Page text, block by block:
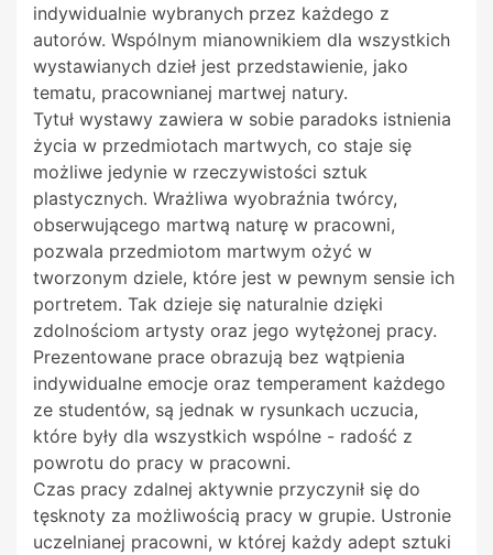
indywidualnie wybranych przez każdego z
autorów. Wspólnym mianownikiem dla wszystkich
wystawianych dzieł jest przedstawienie, jako
tematu, pracownianej martwej natury.
Tytuł wystawy zawiera w sobie paradoks istnienia
życia w przedmiotach martwych, co staje się
możliwe jedynie w rzeczywistości sztuk
plastycznych. Wrażliwa wyobraźnia twórcy,
obserwującego martwą naturę w pracowni,
pozwala przedmiotom martwym ożyć w
tworzonym dziele, które jest w pewnym sensie ich
portretem. Tak dzieje się naturalnie dzięki
zdolnościom artysty oraz jego wytężonej pracy.
Prezentowane prace obrazują bez wątpienia
indywidualne emocje oraz temperament każdego
ze studentów, są jednak w rysunkach uczucia,
które były dla wszystkich wspólne - radość z
powrotu do pracy w pracowni.
Czas pracy zdalnej aktywnie przyczynił się do
tęsknoty za możliwością pracy w grupie. Ustronie
uczelnianej pracowni, w której każdy adept sztuki